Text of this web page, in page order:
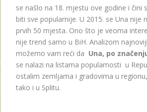
se našlo na 18. mjestu ove godine i čini
biti sve popularnije. U 2015. se Una nije
prvih 50 mjesta. Ono što je veoma
nije trend samo u BiH. Analizom
možemo vam reći da Una, po
se nalazi na listama popularnosti u
ostalim zemljama i gradovima u
tako i u Splitu.